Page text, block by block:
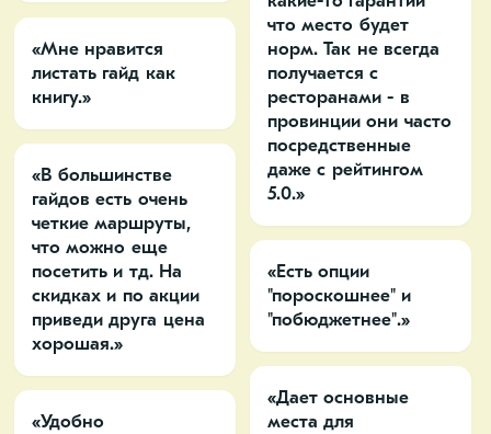
«Мне нравится
листать гайд как
книгу.»
«В большинстве
гайдов есть очень
четкие маршруты,
что можно еще
посетить и тд. На
скидках и по акции
приведи друга цена
хорошая.»
«Удобно
что место будет
норм. Так не всегда
получается с
ресторанами - в
провинции они часто
посредственные
даже с рейтингом
5.0.»
«Есть опции
"пороскошнее" и
"побюджетнее".»
«Дает основные
места для